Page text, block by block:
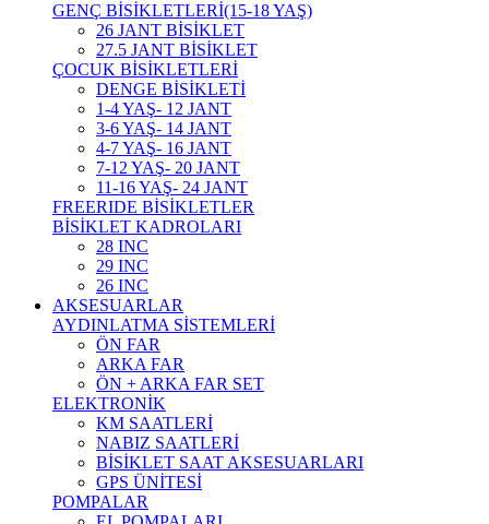
GENÇ BİSİKLETLERİ(15-18 YAŞ)
26 JANT BİSİKLET
27.5 JANT BİSİKLET
ÇOCUK BİSİKLETLERİ
DENGE BİSİKLETİ
1-4 YAŞ- 12 JANT
3-6 YAŞ- 14 JANT
4-7 YAŞ- 16 JANT
7-12 YAŞ- 20 JANT
11-16 YAŞ- 24 JANT
FREERIDE BİSİKLETLER
BİSİKLET KADROLARI
28 INC
29 INC
26 INC
AKSESUARLAR
AYDINLATMA SİSTEMLERİ
ÖN FAR
ARKA FAR
ÖN + ARKA FAR SET
ELEKTRONİK
KM SAATLERİ
NABIZ SAATLERİ
BİSİKLET SAAT AKSESUARLARI
GPS ÜNİTESİ
POMPALAR